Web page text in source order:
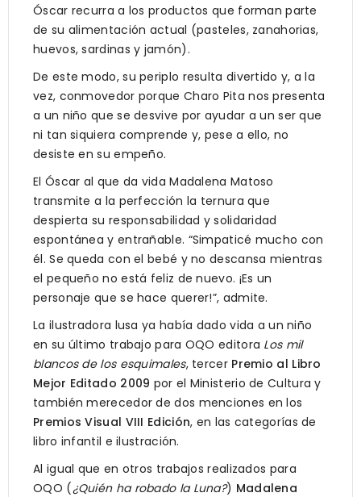
Óscar recurra a los productos que forman parte
de su alimentación actual (pasteles, zanahorias,
huevos, sardinas y jamón).
De este modo, su periplo resulta divertido y, a la
vez, conmovedor porque Charo Pita nos presenta
a un niño que se desvive por ayudar a un ser que
ni tan siquiera comprende y, pese a ello, no
desiste en su empeño.
El Óscar al que da vida Madalena Matoso
transmite a la perfección la ternura que
despierta su responsabilidad y solidaridad
espontánea y entrañable. “Simpaticé mucho con
él. Se queda con el bebé y no descansa mientras
el pequeño no está feliz de nuevo. ¡Es un
personaje que se hace querer!”, admite.
La ilustradora lusa ya había dado vida a un niño
en su último trabajo para OQO editora Los mil
blancos de los esquimales, tercer Premio al Libro
Mejor Editado 2009 por el Ministerio de Cultura y
también merecedor de dos menciones en los
Premios Visual VIII Edición, en las categorías de
libro infantil e ilustración.
Al igual que en otros trabajos realizados para
OQO (¿Quién ha robado la Luna?) Madalena